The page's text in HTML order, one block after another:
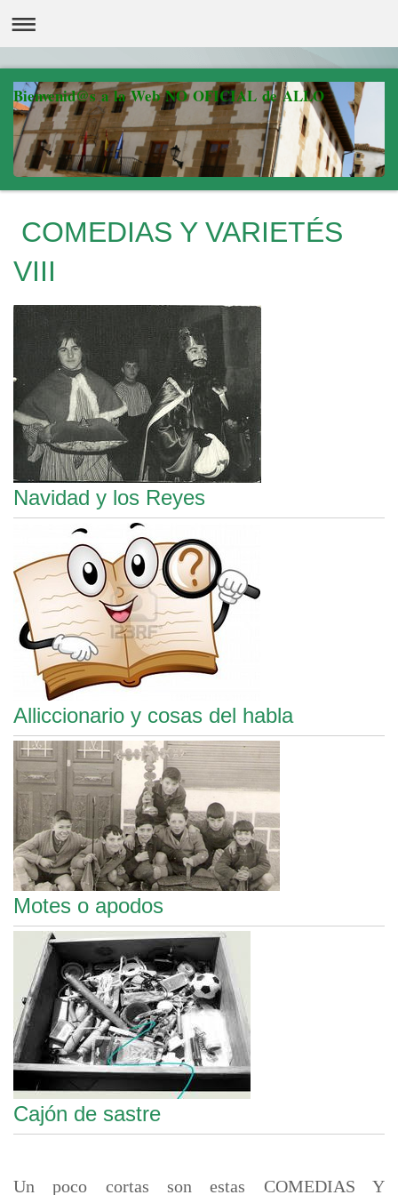
Bienvenid@s a la Web NO OFICIAL de ALLO
COMEDIAS Y VARIETÉS
VIII
Navidad y los Reyes
Alliccionario y cosas del habla
Motes o apodos
Cajón de sastre
Un poco cortas son estas COMEDIAS Y